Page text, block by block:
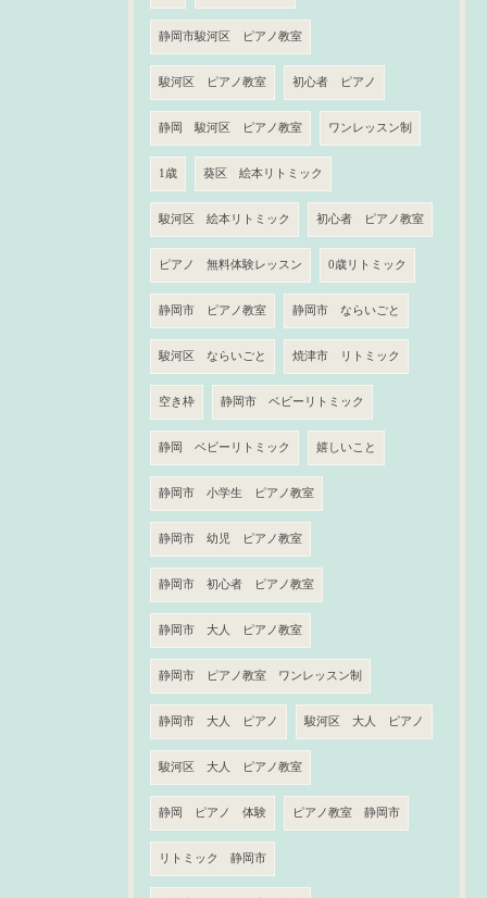
静岡市駿河区 ピアノ教室
駿河区 ピアノ教室 初心者 ピアノ
静岡 駿河区 ピアノ教室 ワンレッスン制
1歳 葵区 絵本リトミック
駿河区 絵本リトミック 初心者 ピアノ教室
ピアノ 無料体験レッスン 0歳リトミック
静岡市 ピアノ教室 静岡市 ならいごと
駿河区 ならいごと 焼津市 リトミック
空き枠 静岡市 ベビーリトミック
静岡 ベビーリトミック 嬉しいこと
静岡市 小学生 ピアノ教室
静岡市 幼児 ピアノ教室
静岡市 初心者 ピアノ教室
静岡市 大人 ピアノ教室
静岡市 ピアノ教室 ワンレッスン制
静岡市 大人 ピアノ 駿河区 大人 ピアノ
駿河区 大人 ピアノ教室
静岡 ピアノ 体験 ピアノ教室 静岡市
リトミック 静岡市